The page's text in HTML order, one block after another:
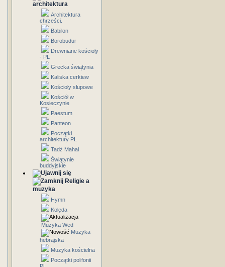
architektura
Architektura
chrześci.
Babilon
Borobudur
Drewniane kościoły
- PL
Grecka świątynia
Kaliska cerkiew
Kościoły słupowe
Kościół w
Kosieczynie
Paestum
Panteon
Początki
architektury PL
Tadż Mahal
Świątynie
buddyjskie
Religie a
muzyka
Hymn
Kolęda
Muzyka Wed
Muzyka
hebrajska
Muzyka kościelna
Początki polifonii